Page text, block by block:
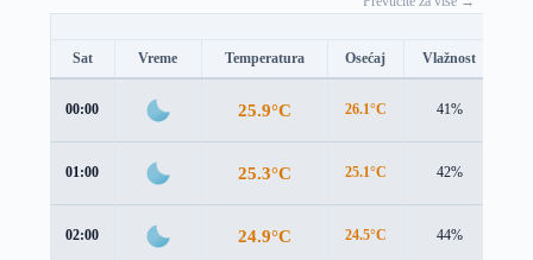
Sat Vreme Temperatura Osećaj Vlažnost
00:00 25.9°C 26.1°C 41%
01:00 25.3°C 25.1°C 42%
02:00 24.9°C 24.5°C 44%